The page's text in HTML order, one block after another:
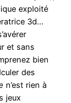
exploité
3d…
et sans
bien
des
n’est rien à
jeux